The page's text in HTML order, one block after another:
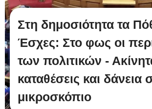
Στη δημοσιότητα τα
Έσχες: Στο φως οι
των πολιτικών -
καταθέσεις και δάνεια
μικροσκόπιο